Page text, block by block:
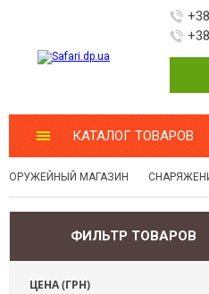
+38
+38
КАТАЛОГ ТОВАРОВ
ОРУЖЕЙНЫЙ МАГАЗИН
ФИЛЬТР ТОВАРОВ
ЦЕНА (ГРН)